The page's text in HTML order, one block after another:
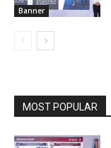
Banner
MOST POPULAR